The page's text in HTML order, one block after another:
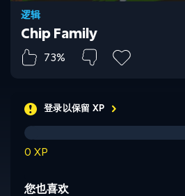
逻辑
Chip Family
73%
登录以保留 XP
0 XP
您也喜欢